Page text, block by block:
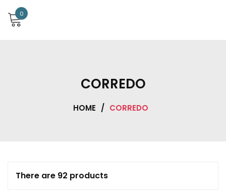
0
CORREDO
HOME / CORREDO
There are 92 products